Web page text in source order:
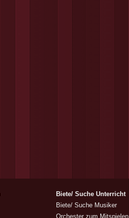
Biete/ Suche Unterricht
Biete/ Suche Musiker
Orchester zum Mitspielen